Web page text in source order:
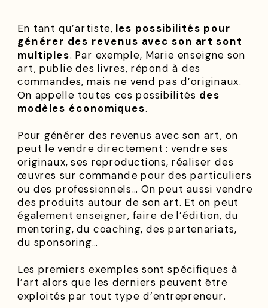
En tant qu’artiste, les possibilités pour
générer des revenus avec son art sont
multiples. Par exemple, Marie enseigne son
art, publie des livres, répond à des
commandes, mais ne vend pas d’originaux.
On appelle toutes ces possibilités des
modèles économiques.
Pour générer des revenus avec son art, on
peut le vendre directement : vendre ses
originaux, ses reproductions, réaliser des
œuvres sur commande pour des particuliers
ou des professionnels… On peut aussi vendre
des produits autour de son art. Et on peut
également enseigner, faire de l’édition, du
mentoring, du coaching, des partenariats,
du sponsoring…
Les premiers exemples sont spécifiques à
l’art alors que les derniers peuvent être
exploités par tout type d’entrepreneur.